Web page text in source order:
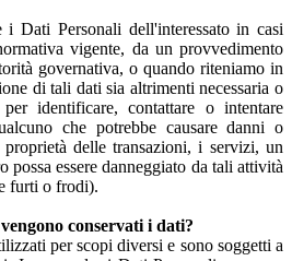
i Dati Personali dell'interessato in casi
vigente, da un provvedimento
governativa, o quando riteniamo in
di tali dati sia altrimenti necessaria o
identificare, contattare o intentare
che potrebbe causare danni o
delle transazioni, i servizi, un
possa essere danneggiato da tali attività
furti o frodi).
conservati i dati?
per scopi diversi e sono soggetti a